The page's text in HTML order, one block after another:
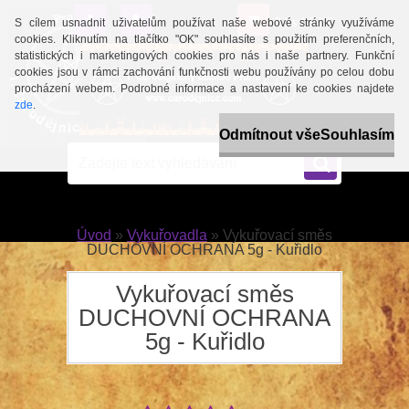
S cílem usnadnit uživatelům používat naše webové stránky využíváme
cookies. Kliknutím na tlačítko "OK" souhlasíte s použitím preferenčních,
statistických i marketingových cookies pro nás i naše partnery. Funkční
cookies jsou v rámci zachování funkčnosti webu používány po celou dobu
procházení webem. Podrobné informace a nastavení ke cookies najdete
zde.
Odmítnout všeSouhlasím
0 ks / 0 Kč
Úvod » Vykuřovadla » Vykuřovací směs
DUCHOVNÍ OCHRANA 5g - Kuřidlo
Vykuřovací směs
DUCHOVNÍ OCHRANA
5g - Kuřidlo